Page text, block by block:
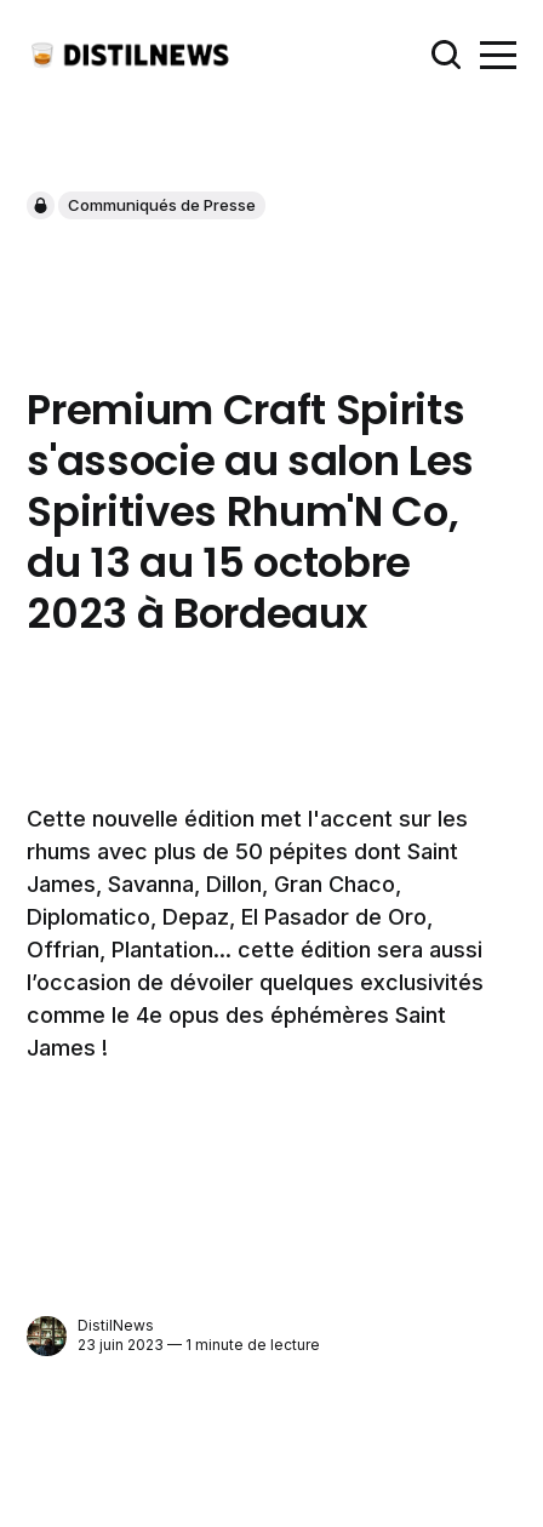
Communiqués de Presse
Premium Craft Spirits
s'associe au salon Les
Spiritives Rhum'N Co,
du 13 au 15 octobre
2023 à Bordeaux
Cette nouvelle édition met l'accent sur les
rhums avec plus de 50 pépites dont Saint
James, Savanna, Dillon, Gran Chaco,
Diplomatico, Depaz, El Pasador de Oro,
Offrian, Plantation... cette édition sera aussi
l’occasion de dévoiler quelques exclusivités
comme le 4e opus des éphémères Saint
James !
DistilNews
23 juin 2023 — 1 minute de lecture